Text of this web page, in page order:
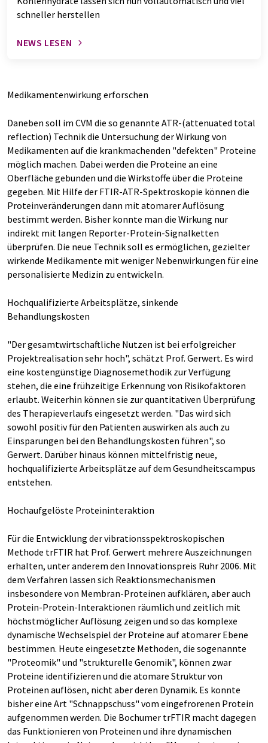
schneller herstellen
NEWS LESEN
Medikamentenwirkung erforschen
Daneben soll im CVM die so genannte ATR-(attenuated total
reflection) Technik die Untersuchung der Wirkung von
Medikamenten auf die krankmachenden "defekten" Proteine
möglich machen. Dabei werden die Proteine an eine
Oberfläche gebunden und die Wirkstoffe über die Proteine
gegeben. Mit Hilfe der FTIR-ATR-Spektroskopie können die
Proteinveränderungen dann mit atomarer Auflösung
bestimmt werden. Bisher konnte man die Wirkung nur
indirekt mit langen Reporter-Protein-Signalketten
überprüfen. Die neue Technik soll es ermöglichen, gezielter
wirkende Medikamente mit weniger Nebenwirkungen für eine
personalisierte Medizin zu entwickeln.
Hochqualifizierte Arbeitsplätze, sinkende
Behandlungskosten
"Der gesamtwirtschaftliche Nutzen ist bei erfolgreicher
Projektrealisation sehr hoch", schätzt Prof. Gerwert. Es wird
eine kostengünstige Diagnosemethodik zur Verfügung
stehen, die eine frühzeitige Erkennung von Risikofaktoren
erlaubt. Weiterhin können sie zur quantitativen Überprüfung
des Therapieverlaufs eingesetzt werden. "Das wird sich
sowohl positiv für den Patienten auswirken als auch zu
Einsparungen bei den Behandlungskosten führen", so
Gerwert. Darüber hinaus können mittelfristig neue,
hochqualifizierte Arbeitsplätze auf dem Gesundheitscampus
entstehen.
Hochaufgelöste Proteininteraktion
Für die Entwicklung der vibrationsspektroskopischen
Methode trFTIR hat Prof. Gerwert mehrere Auszeichnungen
erhalten, unter anderem den Innovationspreis Ruhr 2006. Mit
dem Verfahren lassen sich Reaktionsmechanismen
insbesondere von Membran-Proteinen aufklären, aber auch
Protein-Protein-Interaktionen räumlich und zeitlich mit
höchstmöglicher Auflösung zeigen und so das komplexe
dynamische Wechselspiel der Proteine auf atomarer Ebene
bestimmen. Heute eingesetzte Methoden, die sogenannte
"Proteomik" und "strukturelle Genomik", können zwar
Proteine identifizieren und die atomare Struktur von
Proteinen auflösen, nicht aber deren Dynamik. Es konnte
bisher eine Art "Schnappschuss" vom eingefrorenen Protein
aufgenommen werden. Die Bochumer trFTIR macht dagegen
das Funktionieren von Proteinen und ihre dynamischen